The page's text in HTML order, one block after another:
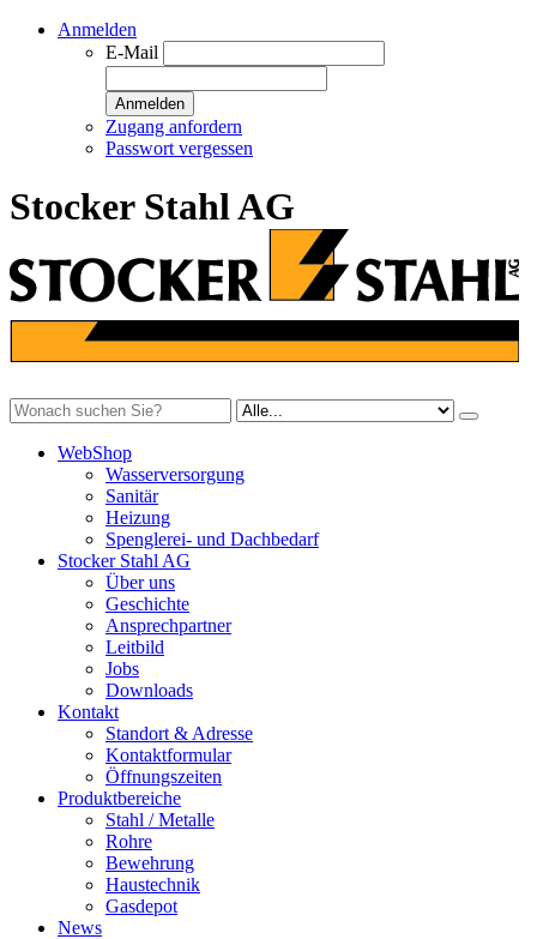
Anmelden
E-Mail
Anmelden
Zugang anfordern
Passwort vergessen
Stocker Stahl AG
WebShop
Wasserversorgung
Sanitär
Heizung
Spenglerei- und Dachbedarf
Stocker Stahl AG
Über uns
Geschichte
Ansprechpartner
Leitbild
Jobs
Downloads
Kontakt
Standort & Adresse
Kontaktformular
Öffnungszeiten
Produktbereiche
Stahl / Metalle
Rohre
Bewehrung
Haustechnik
Gasdepot
News